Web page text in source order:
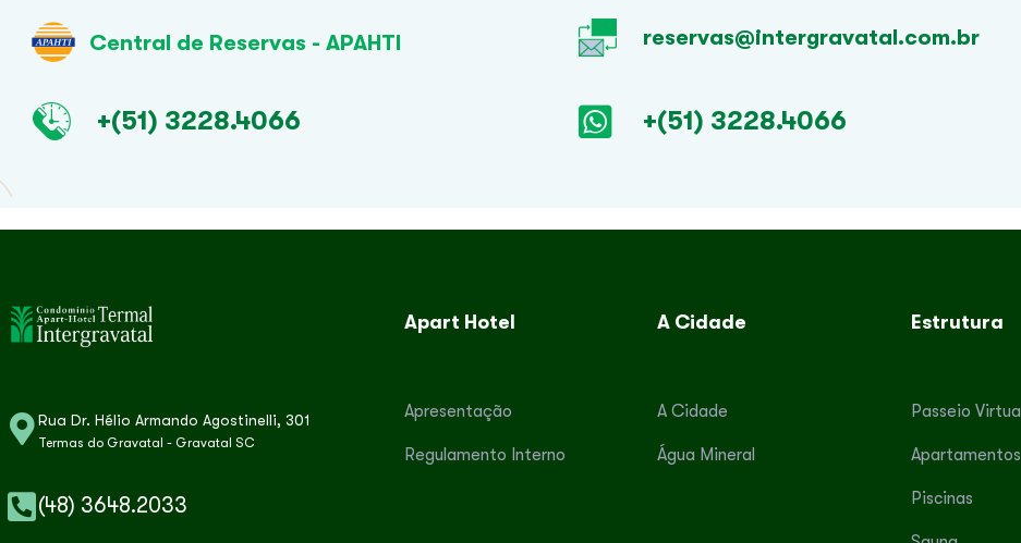
Central de Reservas - APAHTI
+(51) 3228.4066
reservas@intergravatal.com.br
+(51) 3228.4066
Rua Dr. Hélio Armando Agostinelli, 301
Termas do Gravatal - Gravatal SC
(48) 3648.2033
Apart Hotel
Apresentação
Regulamento Interno
A Cidade
A Cidade
Água Mineral
Estrutura
Passeio Virtual
Apartamentos
Piscinas